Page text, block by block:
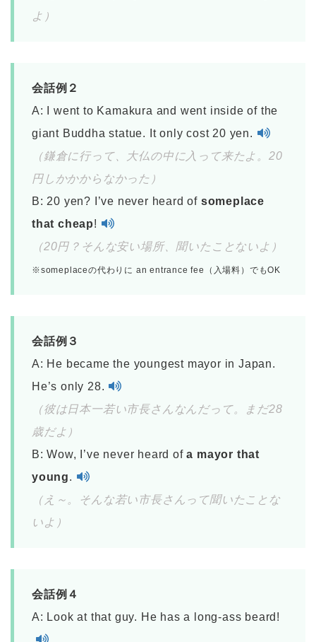
よ）
会話例２
A: I went to Kamakura and went inside of the
giant Buddha statue. It only cost 20 yen.
（鎌倉に行って、大仏の中に入って来たよ。20
円しかかからなかった）
B: 20 yen? I’ve never heard of someplace
that cheap!
（20円？そんな安い場所、聞いたことないよ）
※someplaceの代わりに an entrance fee（入場料）でもOK
会話例３
A: He became the youngest mayor in Japan.
He’s only 28.
（彼は日本一若い市長さんなんだって。まだ28
歳だよ）
B: Wow, I’ve never heard ofa mayor that
young.
（え～。そんな若い市長さんって聞いたことな
いよ）
会話例４
A: Look at that guy. He has a long-ass beard!